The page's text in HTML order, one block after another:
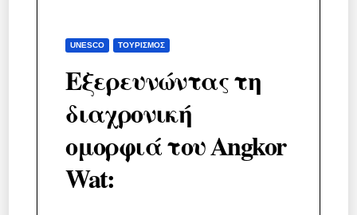
UNESCO ΤΟΥΡΙΣΜΌΣ
Εξερευνώντας τη
διαχρονική
ομορφιά του Angkor
Wat: